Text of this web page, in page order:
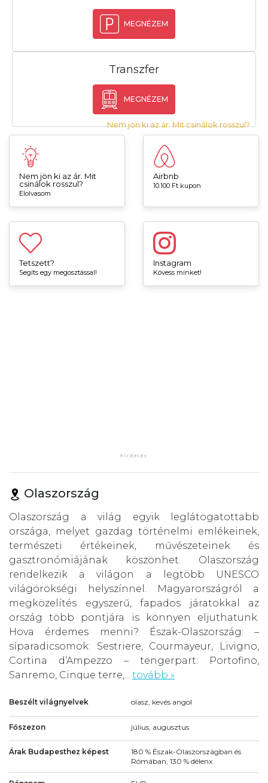
MEGNÉZEM
Transzfer
MEGNÉZEM
Nem jön ki az ár. Mit csinálok rosszul?
Nem jön ki az ár. Mit
csinálok rosszul?
Elolvasom
Airbnb
10.100 Ft kupon
Tetszett?
Segíts egy megosztással!
Instagram
Kövess minket!
Olaszország
Olaszország a világ egyik leglátogatottabb
országa, melyet gazdag történelmi emlékeinek,
természeti értékeinek, művészeteinek és
gasztronómiájának köszönhet. Olaszország
rendelkezik a világon a legtöbb UNESCO
világörökségi helyszínnel. Magyarországról a
megközelítés egyszerű, fapados járatokkal az
ország több pontjára is könnyen eljuthatunk.
Hova érdemes menni? Észak-Olaszország: –
síparadicsomok: Sestriere, Courmayeur, Livigno,
Cortina d’Ampezzo – tengerpart: Portofino,
Sanremo, Cinque terre,... tovább »
Beszélt világnyelvek olasz, kevés angol
Főszezon július, augusztus
Árak Budapesthez képest
180 % Észak-Olaszországban és
Rómában, 130 % délenx